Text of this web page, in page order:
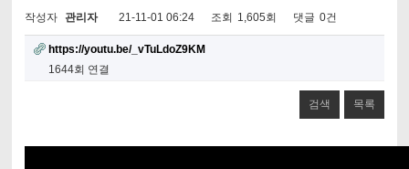
작성자 관리자 21-11-01 06:24 조회 1,605회 댓글 0건
https://youtu.be/_vTuLdoZ9KM
1644회 연결
검색 목록